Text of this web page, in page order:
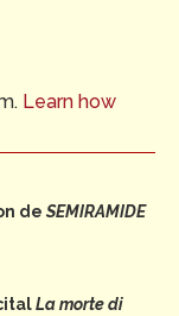
Learn how
de SEMIRAMIDE
La morte di